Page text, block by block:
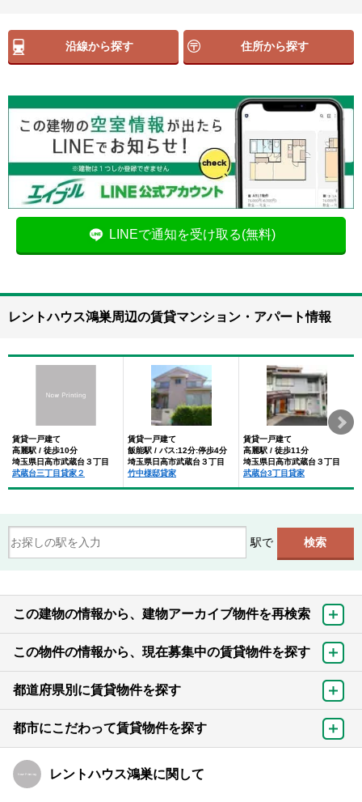
沿線から探す 住所から探す
LINEで通知を受け取る(無料)
レントハウス鴻巣周辺の賃貸マンション・アパート情報
賃貸一戸建て
高麗駅 / 徒歩10分
埼玉県日高市武蔵台３丁目
武蔵台三丁目貸家２
賃貸一戸建て
飯能駅 / バス:12分:停歩4分
埼玉県日高市武蔵台３丁目
竹中様邸貸家
賃貸一戸建て
高麗駅 / 徒歩11分
埼玉県日高市武蔵台３丁目
武蔵台3丁目貸家
駅で
この建物の情報から、建物アーカイブ物件を再検索
この物件の情報から、現在募集中の賃貸物件を探す
都道府県別に賃貸物件を探す
都市にこだわって賃貸物件を探す
レントハウス鴻巣に関して